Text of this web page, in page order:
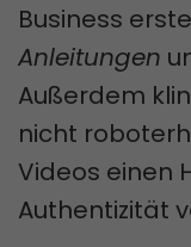
Business
Anleitungen
Außerdem
nicht
Videos einen
Authentizität